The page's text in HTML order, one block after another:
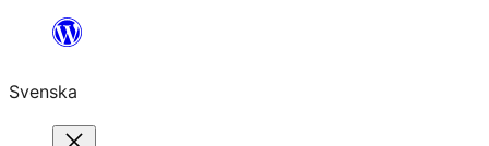
Hoppa
innehåll
Svenska